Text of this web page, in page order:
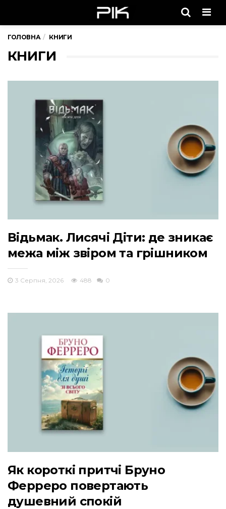
ГОЛОВНА КНИГИ
КНИГИ
Відьмак. Лисячі Діти: де зникає
межа між звіром та грішником
3 Серпня, 2026 488 0
Як короткі притчі Бруно
Ферреро повертають
душевний спокій